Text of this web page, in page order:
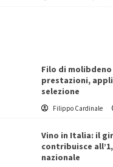
Filo di molibdeno
prestazioni,
selezione
Filippo Cardinale
Vino in Italia: il
contribuisce
nazionale